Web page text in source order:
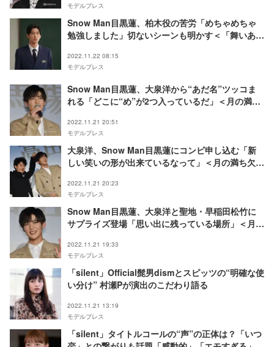
モデルプレス
Snow Man目黒蓮、柏木役の苦労「めちゃめちゃ
勉強しました」切ないシーンも明かす＜「舞いあが
2022.11.22 08:15
モデルプレス
Snow Man目黒蓮、大泉洋から“あだ名”ツッコま
れる「どこに“め”が2つ入っているだ」＜月の満ち
2022.11.21 20:51
モデルプレス
大泉洋、Snow Man目黒蓮にコンビ申し込む「新
しい笑いの形が出来ているなって」＜月の満ち欠け
2022.11.21 20:23
モデルプレス
Snow Man目黒蓮、大泉洋と聖地・早稲田松竹に
サプライズ登場「思い出に残っている場所」＜月の
2022.11.21 19:33
モデルプレス
「silent」Official髭男dismとスピッツの“明確な使
い分け” 村瀬Pが演出のこだわり語る
2022.11.21 13:19
モデルプレス
「silent」タイトルコールの“声”の正体は？「いつ